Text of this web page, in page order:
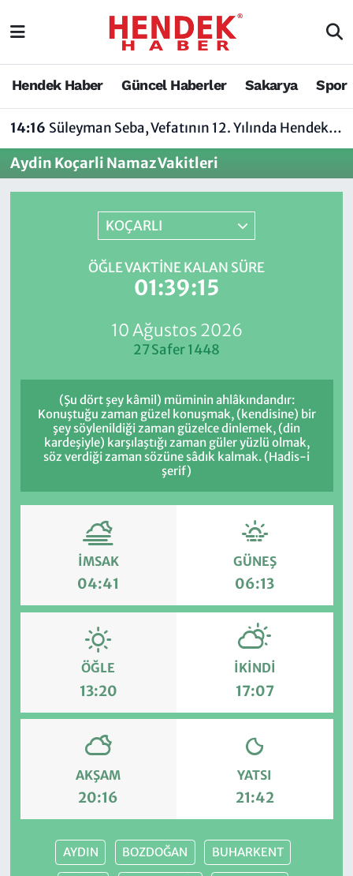
Hendek Haber Güncel Haberler Sakarya Spor
14:16 Süleyman Seba, Vefatının 12. Yılında Hendek’te Anılacak
Aydin Koçarli Namaz Vakitleri
KOÇARLI
ÖĞLE VAKTINE KALAN SÜRE
01:39:15
10 Ağustos 2026
27 Safer 1448
(Şu dört şey kâmil) müminin ahlâkındandır:
Konuştuğu zaman güzel konuşmak, (kendisine) bir
şey söylenildiği zaman güzelce dinlemek, (din
kardeşiyle) karşılaştığı zaman güler yüzlü olmak,
söz verdiği zaman sözüne sâdık kalmak. (Hadis-i
şerif)
İMSAK
04:41
GÜNEŞ
06:13
ÖĞLE
13:20
İKINDI
17:07
AKŞAM
20:16
YATSI
21:42
AYDIN BOZDOĞAN BUHARKENT
Hendek Haber
Sakarya
Spor
Nöbetçi Eczaneler
Vefat Edenler
Hendek Haber
Siyaset
Sakarya
Hakkında
Hendek Haber Reklam Servisi
Sakarya Nöbetçi Eczaneler
Sakarya Trafik Yoğunluk Haritası
Süper Lig Puan Durumu ve Fikstür
Tüm Manşetler
Son Dakika Haberleri